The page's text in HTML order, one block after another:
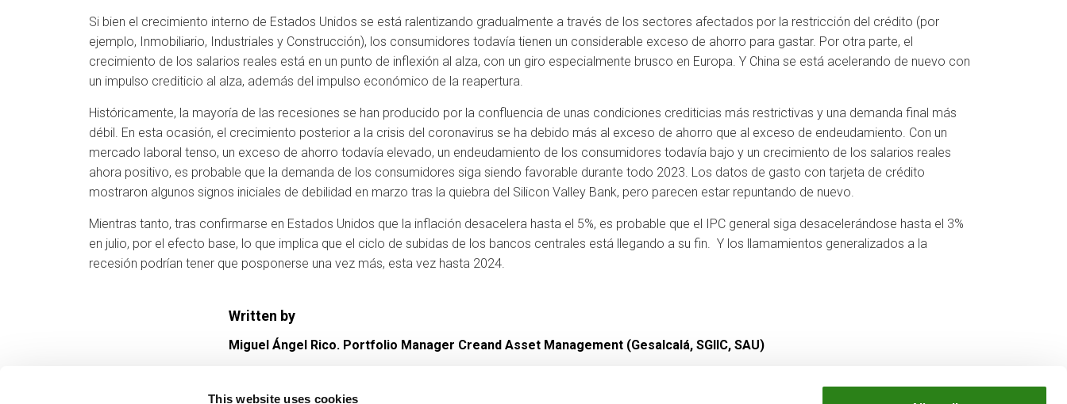
This website uses cookies
Si bien el crecimiento interno de Estados Unidos se está ralentizando gradualmente a través de los sectores afectados por la restricción del crédito (por
ejemplo, Inmobiliario, Industriales y Construcción), los consumidores todavía tienen un considerable exceso de ahorro para gastar. Por otra parte, el
crecimiento de los salarios reales está en un punto de inflexión al alza, con un giro especialmente brusco en Europa. Y China se está acelerando de nuevo con
un impulso crediticio al alza, además del impulso económico de la reapertura.
Históricamente, la mayoría de las recesiones se han producido por la confluencia de unas condiciones crediticias más restrictivas y una demanda final más
débil. En esta ocasión, el crecimiento posterior a la crisis del coronavirus se ha debido más al exceso de ahorro que al exceso de endeudamiento. Con un
mercado laboral tenso, un exceso de ahorro todavía elevado, un endeudamiento de los consumidores todavía bajo y un crecimiento de los salarios reales
ahora positivo, es probable que la demanda de los consumidores siga siendo favorable durante todo 2023. Los datos de gasto con tarjeta de crédito
mostraron algunos signos iniciales de debilidad en marzo tras la quiebra del Silicon Valley Bank, pero parecen estar repuntando de nuevo.
Mientras tanto, tras confirmarse en Estados Unidos que la inflación desacelera hasta el 5%, es probable que el IPC general siga desacelerándose hasta el 3%
en julio, por el efecto base, lo que implica que el ciclo de subidas de los bancos centrales está llegando a su fin. Y los llamamientos generalizados a la
recesión podrían tener que posponerse una vez más, esta vez hasta 2024.
Written by
Miguel Ángel Rico. Portfolio Manager Creand Asset Management (Gesalcalá, SGIIC, SAU)